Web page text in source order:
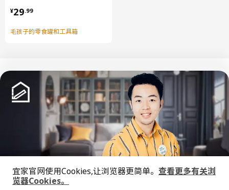
¥29.99
¥ 29.99
毛孩子的零食罐和工具箱
中文 English
© Inter IKEA Systems B.V. 1999-2026
上海工商
沪公网安备 31010402001069号
宜家官网使用Cookies,让浏览器更简单。 查看更多有关浏
览器Cookies。